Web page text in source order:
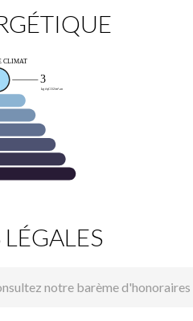
notre barème d'honoraires